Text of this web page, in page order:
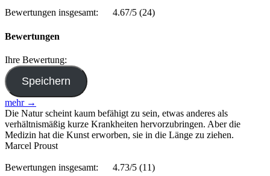
Bewertungen insgesamt: 4.67/5 (24)
Bewertungen
Ihre Bewertung:
mehr →
Die Natur scheint kaum befähigt zu sein, etwas anderes als
verhältnismäßig kurze Krankheiten hervorzubringen. Aber die
Medizin hat die Kunst erworben, sie in die Länge zu ziehen.
Marcel Proust
Bewertungen insgesamt: 4.73/5 (11)